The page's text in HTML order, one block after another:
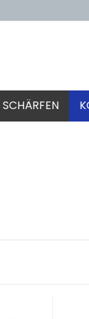
SCHÄRFEN